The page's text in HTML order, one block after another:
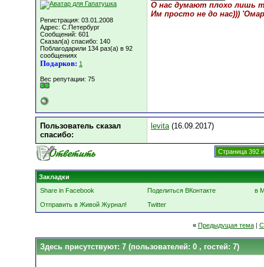
Регистрация: 03.01.2008
Адрес: C.Петербург
Сообщений: 601
Сказал(а) спасибо: 140
Поблагодарили 134 раз(а) в 92
сообщениях
Подарков: 1
Вес репутации: 75
О нас думают плохо лишь
Им просто не до нас)))
Пользователь сказал
cпасибо:
levita(16.09.2017)
Страница 392
Закладки
Share in Facebook
Поделиться ВКонтакте
в
Отправить в Живой Журнал!
Twitter
« Предыдущая тема|
Здесь присутствуют: 7 (пользователей: 0 , гостей: 7)